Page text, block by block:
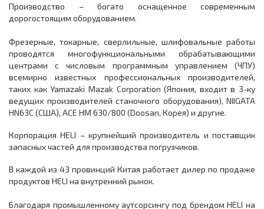
Производство – богато оснащенное современным
дорогостоящим оборудованием.
Фрезерные, токарные, сверлильные, шлифовальные работы
проводятся многофункциональными обрабатывающими
центрами с числовым программным управлением (ЧПУ)
всемирно известных профессиональных производителей,
таких как Yamazaki Mazak Corporation (Япония, входит в 3-ку
ведущих производителей станочного оборудования), NIIGATA
HN63C (США), ACE HM 630/800 (Doosan, Корея) и другие.
Корпорация HELI – крупнейший производитель и поставщик
запасных частей для производства погрузчиков.
В каждой из 43 провинций Китая работает дилер по продаже
продуктов HELI на внутренний рынок.
Благодаря промышленному аутсорсингу под брендом HELI на